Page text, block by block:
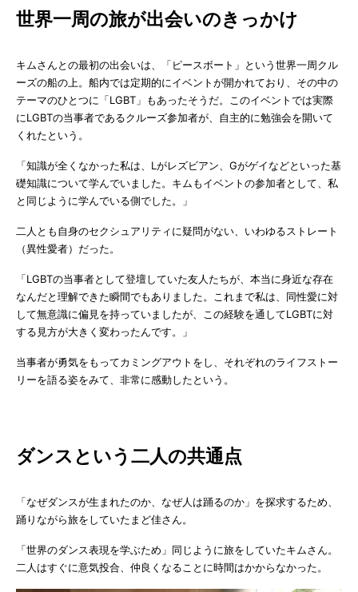
世界一周の旅が出会いのきっかけ
キムさんとの最初の出会いは、「ピースボート」という世界一周クル
ーズの船の上。船内では定期的にイベントが開かれており、その中の
テーマのひとつに「LGBT」もあったそうだ。このイベントでは実際
にLGBTの当事者であるクルーズ参加者が、自主的に勉強会を開いて
くれたという。
「知識が全くなかった私は、Lがレズビアン、Gがゲイなどといった基
礎知識について学んでいました。キムもイベントの参加者として、私
と同じように学んでいる側でした。」
二人とも自身のセクシュアリティに疑問がない、いわゆるストレート
（異性愛者）だった。
「LGBTの当事者として登壇していた友人たちが、本当に身近な存在
なんだと理解できた瞬間でもありました。これまで私は、同性愛に対
して無意識に偏見を持っていましたが、この経験を通してLGBTに対
する見方が大きく変わったんです。」
当事者が勇気をもってカミングアウトをし、それぞれのライフストー
リーを語る姿をみて、非常に感動したという。
ダンスという二人の共通点
「なぜダンスが生まれたのか、なぜ人は踊るのか」を探求するため、
踊りながら旅をしていたまど佳さん。
「世界のダンス表現を学ぶため」同じように旅をしていたキムさん。
二人はすぐに意気投合、仲良くなることに時間はかからなかった。